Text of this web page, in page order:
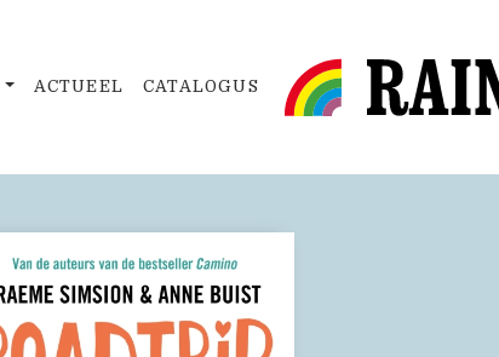
ACTUEEL CATALOGUS